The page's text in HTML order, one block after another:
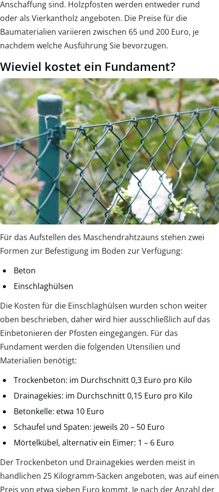
Anschaffung sind. Holzpfosten werden entweder rund
oder als Vierkantholz angeboten. Die Preise für die
Baumaterialien variieren zwischen 65 und 200 Euro, je
nachdem welche Ausführung Sie bevorzugen.
Wieviel kostet ein Fundament?
Für das Aufstellen des Maschendrahtzauns stehen zwei
Formen zur Befestigung im Boden zur Verfügung:
Beton
Einschlaghülsen
Die Kosten für die Einschlaghülsen wurden schon weiter
oben beschrieben, daher wird hier ausschließlich auf das
Einbetonieren der Pfosten eingegangen. Für das
Fundament werden die folgenden Utensilien und
Materialien benötigt:
Trockenbeton: im Durchschnitt 0,3 Euro pro Kilo
Drainagekies: im Durchschnitt 0,15 Euro pro Kilo
Betonkelle: etwa 10 Euro
Schaufel und Spaten: jeweils 20 – 50 Euro
Mörtelkübel, alternativ ein Eimer: 1 – 6 Euro
Der Trockenbeton und Drainagekies werden meist in
handlichen 25 Kilogramm-Säcken angeboten, was auf einen
Preis von etwa sieben Euro kommt. Je nach der Anzahl der